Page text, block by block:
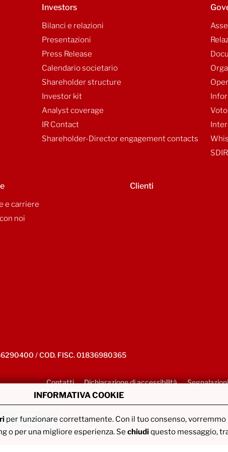
INFORMATIVA COOKIE
per funzionare correttamente. Con il tuo consenso, vorremmo
o per una migliore esperienza. Se chiudiquesto messaggio,
Investors
Bilanci e relazioni
Presentazioni
Press Release
Calendario societario
Shareholder structure
Investor kit
Analyst coverage
IR Contact
Shareholder-Director engagement contacts
e carriere
noi
Clienti
/ COD. FISC. 01836980365
Contatti Dichiarazione di accessibilità